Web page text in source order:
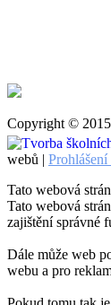
Copyright ©
webů |
Tato webová
Tato webová
zajištění správné
Dále může web
webu a pro